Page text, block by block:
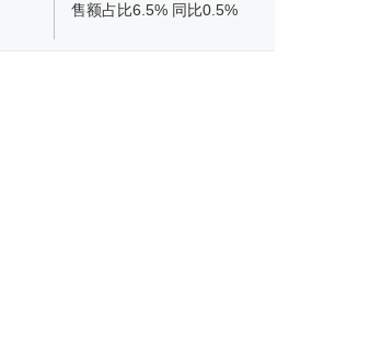
售额占比6.5% 同比0.5%